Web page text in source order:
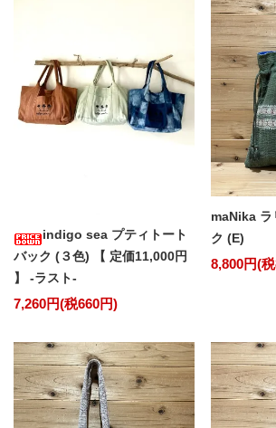
indigo sea プティトート
バック (３色) 【 定価11,000円
】 -ラスト-
7,260円(税660円)
maNika ラ
ク (E)
8,800円(